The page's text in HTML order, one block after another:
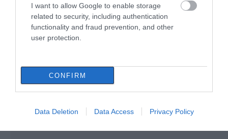
I want to allow Google to enable storage
related to security, including authentication
functionality and fraud prevention, and other
user protection.
CONFIRM
Data Deletion Data Access Privacy Policy